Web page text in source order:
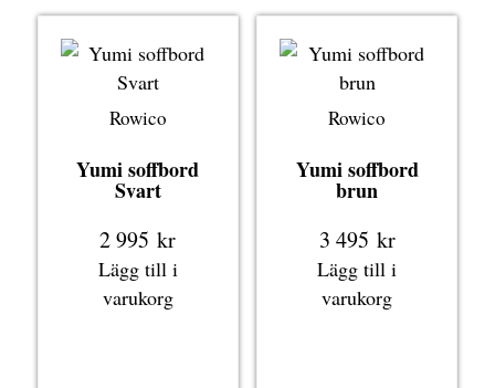
Rowico
Yumi soffbord
Svart
2 995kr
Lägg till i
varukorg
Rowico
Yumi soffbord
brun
3 495 kr
Lägg till i
varukorg